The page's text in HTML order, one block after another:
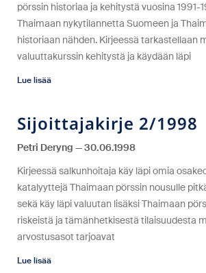
pörssin historiaa ja kehitystä vuosina 1991-
Thaimaan nykytilannetta Suomeen ja
historiaan nähden. Kirjeessä tarkastellaan
valuuttakurssin kehitystä ja käydään läpi
Lue lisää
Sijoittajakirje 2/1998
Petri Deryng
30.06.1998
Kirjeessä salkunhoitaja käy läpi omia
katalyyttejä Thaimaan pörssin nousulle
sekä käy läpi valuutan lisäksi Thaimaan
riskeistä ja tämänhetkisestä tilaisuudesta
arvostusasot tarjoavat
Lue lisää